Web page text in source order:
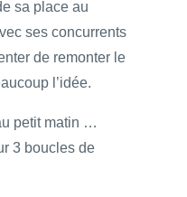
sa place au
ses concurrents
de remonter le
l’idée.
petit matin …
3 boucles de